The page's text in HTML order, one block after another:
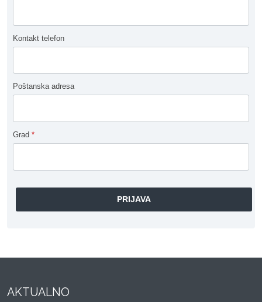
Kontakt telefon
Poštanska adresa
Grad *
AKTUALNO